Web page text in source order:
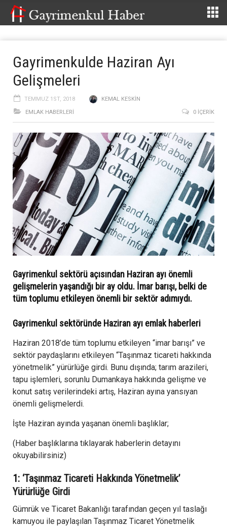
Gayrimenkulde Haziran Ayı
Gelişmeleri
TEMMUZ 1ST, 2018
KEMAL KESKIN
EMLAK HABERLERI
0 İÇERIK
Gayrimenkul sektörü açısından Haziran ayı önemli
gelişmelerin yaşandığı bir ay oldu. İmar barışı, belki de
tüm toplumu etkileyen önemli bir sektör adımıydı.
Gayrimenkul sektöründe Haziran ayı emlak haberleri
Haziran 2018’de tüm toplumu etkileyen “imar barışı” ve
sektör paydaşlarını etkileyen “Taşınmaz ticareti hakkında
yönetmelik” yürürlüğe girdi. Bunu dışında; tarım arazileri,
tapu işlemleri, sorunlu Dumankaya hakkında gelişme ve
konut satış verilerindeki artış, Haziran ayına yansıyan
önemli gelişmelerdi.
İşte Haziran ayında yaşanan önemli başlıklar;
(Haber başlıklarına tıklayarak haberlerin detayını
okuyabilirsiniz)
1: ‘Taşınmaz Ticareti Hakkında Yönetmelik’
Yürürlüğe Girdi
Gümrük ve Ticaret Bakanlığı tarafından geçen yıl taslağı
kamuyou ile paylaşılan Taşınmaz Ticaret Yönetmelik